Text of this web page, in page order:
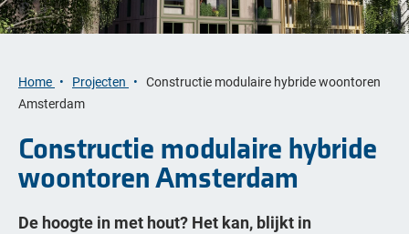
Home Projecten
Constructie modulaire hybride woontoren
Amsterdam
Constructie modulaire hybride
woontoren Amsterdam
De hoogte in met hout? Het kan, blijkt in